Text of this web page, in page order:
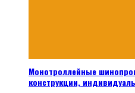
Монотроллейные
конструкции,